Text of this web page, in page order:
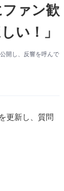
ァン歓
い！」
開し、反響を呼んで
更新し、質問